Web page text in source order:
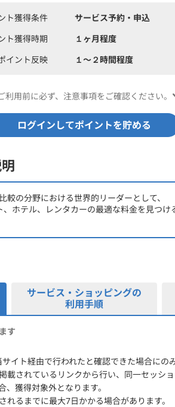
ト獲得条件
サービス予約・申込
ト獲得時期
１ヶ月程度
イント反映
１〜２時間程度
利用前に必ず、注意事項をご確認ください。
ログインしてポイントを貯める
の分野における世界的リーダーとして、
ホテル、レンタカーの最適な料金を見つけ
サービス・ショッピングの
利用手順
す
イト経由で行われたと確認できた場合にの
載されているリンクから行い、同一セッシ
、獲得対象外となります。
れるまでに最大7日かかる場合があります。